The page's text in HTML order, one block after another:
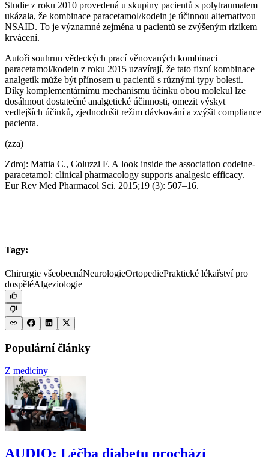
Studie z roku 2010 provedená u skupiny pacientů s polytraumatem
ukázala, že kombinace paracetamol/kodein je účinnou alternativou
NSAID. To je významné zejména u pacientů se zvýšeným rizikem
krvácení.
Autoři souhrnu vědeckých prací věnovaných kombinaci
paracetamol/kodein z roku 2015 uzavírají, že tato fixní kombinace
analgetik může být přínosem u pacientů s různými typy bolesti.
Díky komplementárnímu mechanismu účinku obou molekul lze
dosáhnout dostatečné analgetické účinnosti, omezit výskyt
vedlejších účinků, zjednodušit režim dávkování a zvýšit compliance
pacienta.
(zza)
Zdroj: Mattia C., Coluzzi F. A look inside the association codeine-
paracetamol: clinical pharmacology supports analgesic efficacy.
Eur Rev Med Pharmacol Sci. 2015;19 (3): 507–16.
Tagy:
Chirurgie všeobecnáNeurologieOrtopediePraktické lékařství pro
dospěléAlgeziologie
Populární články
Z medicíny
AUDIO: Léčba diabetu prochází